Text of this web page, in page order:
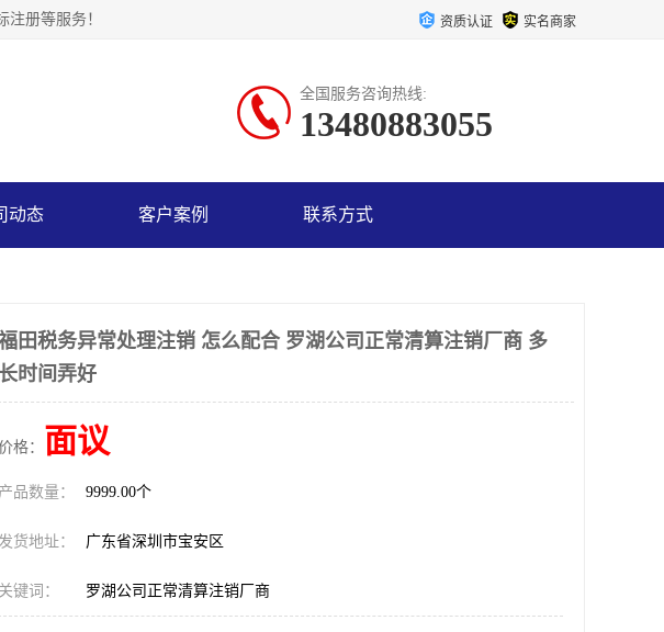
册等服务！ 资质认证 实名商家
全国服务咨询热线:
13480883055
动态 客户案例 联系方式
田税务异常处理注销 怎么配合 罗湖公司正常清算注销厂商 多
长时间弄好
格： 面议
产品数量： 9999.00个
货地址： 广东省深圳市宝安区
关键词： 罗湖公司正常清算注销厂商